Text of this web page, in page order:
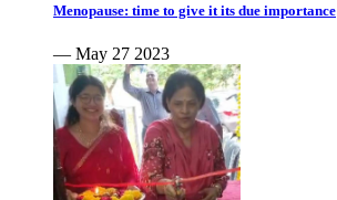
Menopause: time to give it its due importance
— May 27 2023